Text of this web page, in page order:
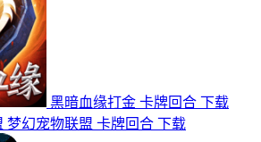
黑暗血缘打金 卡牌回合 下载
梦幻宠物联盟 卡牌回合 下载